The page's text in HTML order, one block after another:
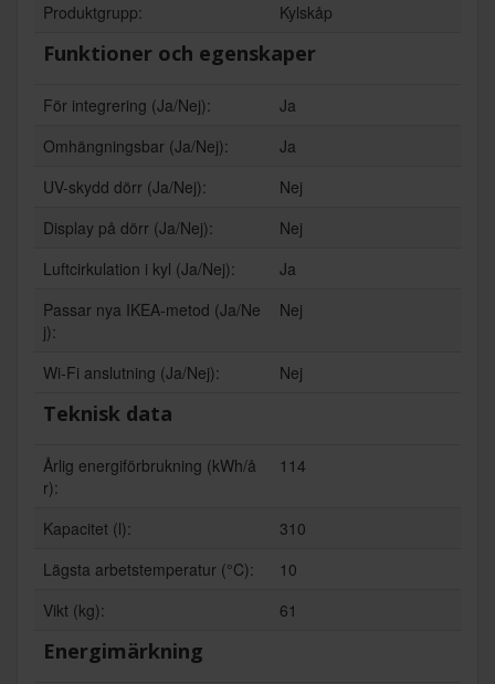
Produktgrupp:
Kylskåp
Funktioner och egenskaper
För integrering (Ja/Nej):
Ja
Omhängningsbar (Ja/Nej):
Ja
UV-skydd dörr (Ja/Nej):
Nej
Display på dörr (Ja/Nej):
Nej
Luftcirkulation i kyl (Ja/Nej):
Ja
Passar nya IKEA-metod (Ja/Ne
j):
Nej
Wi-Fi anslutning (Ja/Nej): Nej
Teknisk data
Årlig energiförbrukning (kWh/å
r):
114
Kapacitet (l):
310
Lägsta arbetstemperatur (°C):
10
Vikt (kg):
61
Energimärkning